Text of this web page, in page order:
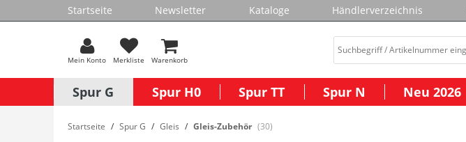
Startseite Newsletter Kataloge Händlerverzeichnis
Mein Konto Merkliste Warenkorb
Spur G Spur H0 Spur TT Spur N Neu 2026
Startseite Spur G Gleis Gleis-Zubehör (30)